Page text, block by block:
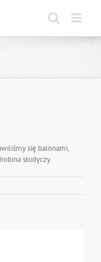
się balonami,
słodyczy.